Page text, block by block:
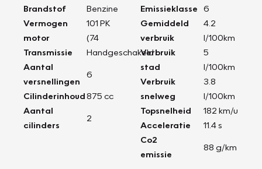
Brandstof
Benzine
Vermogen
motor
101 PK
(74
Transmissie
Handgeschakeld
Aantal
versnellingen
6
Cilinderinhoud875 cc
Aantal
cilinders
2
Emissieklasse
6
Gemiddeld
verbruik
4.2
l/100km
Verbruik
stad
5
l/100km
Verbruik
snelweg
3.8
l/100km
Topsnelheid
182 km/u
Acceleratie
11.4 s
Co2
emissie
88 g/km